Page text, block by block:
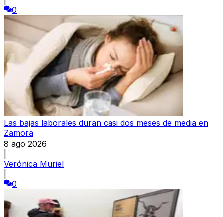
0
Las bajas laborales duran casi dos meses de media en
Zamora
8 ago 2026
Verónica Muriel
0